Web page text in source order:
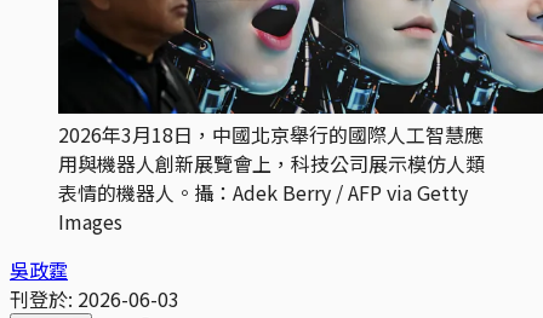
2026年3月18日，中國北京舉行的國際人工智慧應
用與機器人創新展覽會上，科技公司展示模仿人類
表情的機器人。攝：Adek Berry / AFP via Getty
Images
吳政霆
刊登於: 2026-06-03